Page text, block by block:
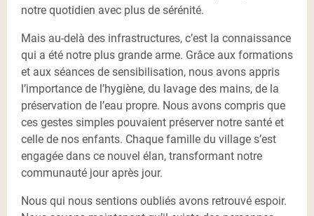
notre quotidien avec plus de sérénité.
Mais au-delà des infrastructures, c’est la connaissance
qui a été notre plus grande arme. Grâce aux formations
et aux séances de sensibilisation, nous avons appris
l’importance de l’hygiène, du lavage des mains, de la
préservation de l’eau propre. Nous avons compris que
ces gestes simples pouvaient préserver notre santé et
celle de nos enfants. Chaque famille du village s’est
engagée dans ce nouvel élan, transformant notre
communauté jour après jour.
Nous qui nous sentions oubliés avons retrouvé espoir.